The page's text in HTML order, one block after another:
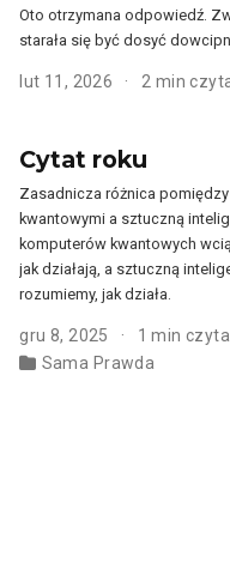
Oto otrzymana odpowiedź.
starała się być dosyć
lut 11, 2026 2 min
Cytat roku
Zasadnicza różnica
kwantowymi a sztuczną
komputerów kwantowych
jak działają, a sztuczną
rozumiemy, jak działa.
gru 8, 2025
1 min
Sama Prawda